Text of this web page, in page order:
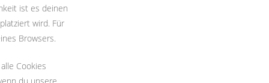
ist es deinen
wird. Für
Browsers.
Cookies